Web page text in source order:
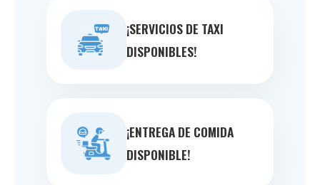
¡SERVICIOS DE TAXI
DISPONIBLES!
¡ENTREGA DE COMIDA
DISPONIBLE!